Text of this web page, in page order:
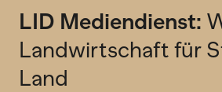
LID Mediendienst:
Landwirtschaft für
Land